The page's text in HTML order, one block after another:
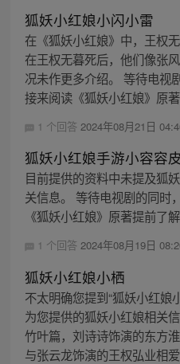
狐妖小红娘小闪小雷
在《狐妖小红娘》中，王权
在王权无暮死后，他们像张
况未作更多介绍。 等待电视
接来阅读《狐妖小红娘》原
1 个回答 2024年08月21日
狐妖小红娘手游小容容
目前提供的资料中未提及狐
关信息。 等待电视剧的同时
《狐妖小红娘》原著提前了解
1 个回答 2024年08月19日
狐妖小红娘小栖
不太明确您提到“狐妖小红娘
为您提供的狐妖小红娘相关
竹叶篇，刘诗诗饰演的东方
与张云龙饰演的王权弘业相